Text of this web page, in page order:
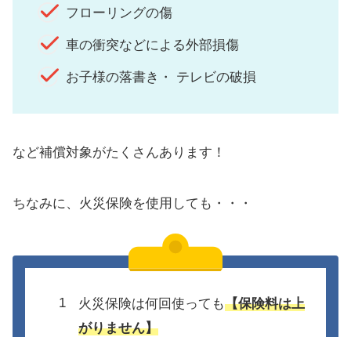
フローリングの傷
車の衝突などによる外部損傷
お子様の落書き・ テレビの破損
など補償対象がたくさんあります！
ちなみに、火災保険を使用しても・・・
火災保険は何回使っても【保険料は上
がりません】